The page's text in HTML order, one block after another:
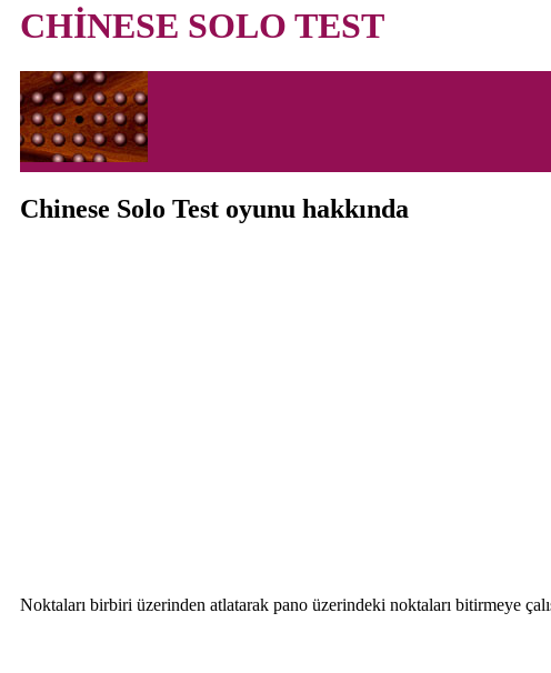
CHİNESE SOLO TEST
Chinese Solo Test oyunu hakkında
Noktaları birbiri üzerinden atlatarak pano üzerindeki noktaları bitirmeye